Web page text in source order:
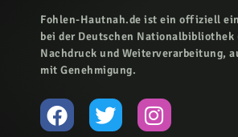
Fohlen-Hautnah.de ist ein offiziell
bei der Deutschen
Nachdruck und Weiterverarbeitung,
mit Genehmigung.